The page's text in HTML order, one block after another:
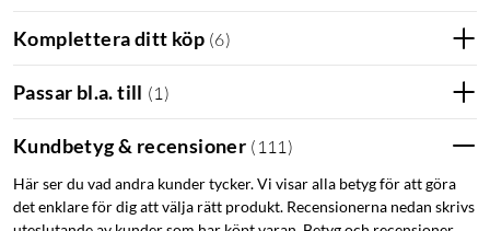
Inbyggt uppladdningsbart batteri som laddas via USB-C.
Ladda enkelt två kontroller samtidigt med PS5 dualsense
laddstation(62773).
Komplettera ditt köp (6)
Passar bl.a. till (1 )
Kundbetyg & recensioner ( 111 )
Här ser du vad andra kunder tycker. Vi visar alla betyg för att göra
det enklare för dig att välja rätt produkt. Recensionerna nedan skrivs